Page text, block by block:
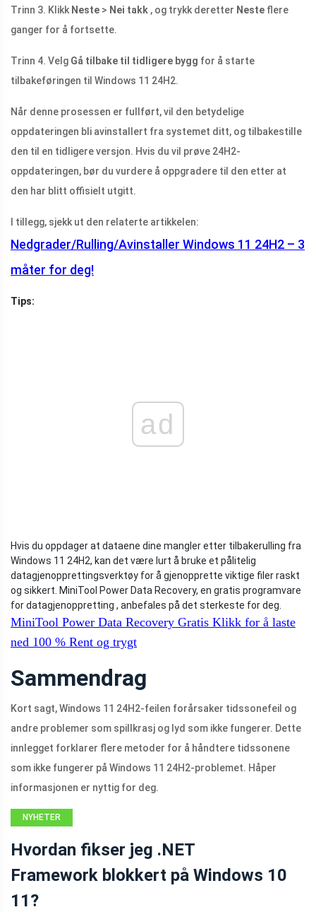
Trinn 3. Klikk Neste > Nei takk , og trykk deretter Neste flere
ganger for å fortsette.
Trinn 4. Velg Gå tilbake til tidligere bygg for å starte
tilbakeføringen til Windows 11 24H2.
Når denne prosessen er fullført, vil den betydelige
oppdateringen bli avinstallert fra systemet ditt, og tilbakestille
den til en tidligere versjon. Hvis du vil prøve 24H2-
oppdateringen, bør du vurdere å oppgradere til den etter at
den har blitt offisielt utgitt.
I tillegg, sjekk ut den relaterte artikkelen:
Nedgrader/Rulling/Avinstaller Windows 11 24H2 – 3
måter for deg!
Tips:
ad
Hvis du oppdager at dataene dine mangler etter tilbakerulling fra
Windows 11 24H2, kan det være lurt å bruke et pålitelig
datagjenopprettingsverktøy for å gjenopprette viktige filer raskt
og sikkert. MiniTool Power Data Recovery, en gratis programvare
for datagjenoppretting , anbefales på det sterkeste for deg.
MiniTool Power Data Recovery Gratis Klikk for å laste
ned 100 % Rent og trygt
Sammendrag
Kort sagt, Windows 11 24H2-feilen forårsaker tidssonefeil og
andre problemer som spillkrasj og lyd som ikke fungerer. Dette
innlegget forklarer flere metoder for å håndtere tidssonene
som ikke fungerer på Windows 11 24H2-problemet. Håper
informasjonen er nyttig for deg.
NYHETER
Hvordan fikser jeg .NET
Framework blokkert på Windows 10
11?